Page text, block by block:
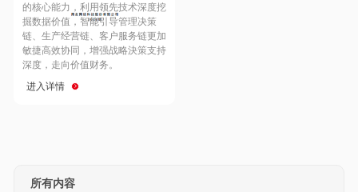
Hong Kong
的核心能力，利用领先技术深度挖
掘数据价值，智能引导管理决策
链、生产经营链、客户服务链更加
敏捷高效协同，增强战略決策支持
深度，走向价值财务。
进入详情
所有内容